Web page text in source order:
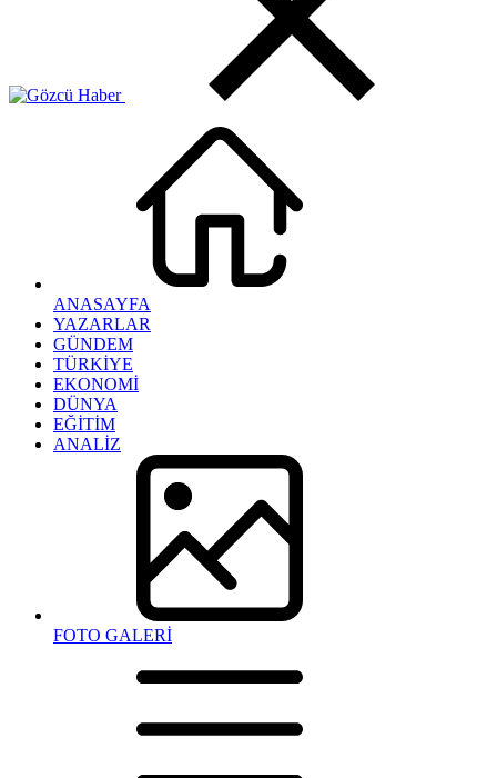
ANASAYFA
YAZARLAR
GÜNDEM
TÜRKİYE
EKONOMİ
DÜNYA
EĞİTİM
ANALİZ
FOTO GALERİ